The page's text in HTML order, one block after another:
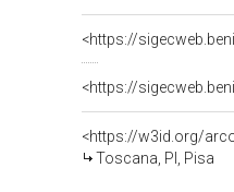
<https://
<https://
<https://w3id.org/
Toscana, PI, Pisa